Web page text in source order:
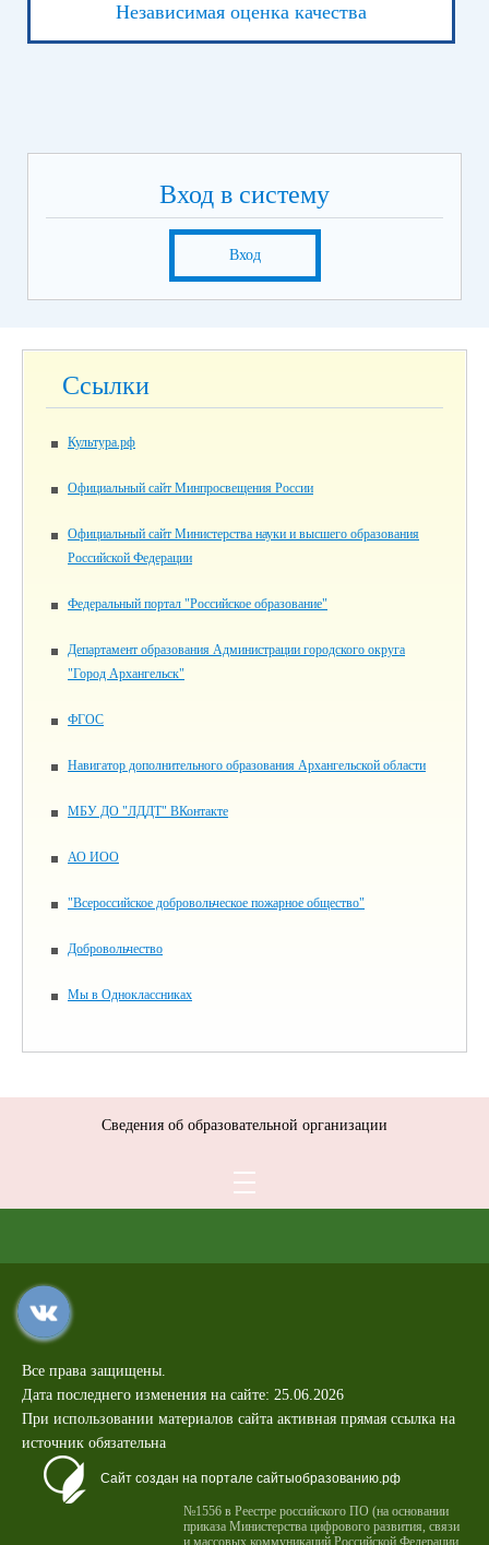
Независимая оценка качества
Вход в систему
Вход
Ссылки
Культура.рф
Официальный сайт Минпросвещения России
Официальный сайт Министерства науки и высшего образования
Российской Федерации
Федеральный портал "Российское образование"
Департамент образования Администрации городского округа
"Город Архангельск"
ФГОС
Навигатор дополнительного образования Архангельской области
МБУ ДО "ЛДДТ" ВКонтакте
АО ИОО
"Всероссийское добровольческое пожарное общество"
Добровольчество
Мы в Одноклассниках
Сведения об образовательной организации
Все права защищены.
Дата последнего изменения на сайте: 25.06.2026
При использовании материалов сайта активная прямая ссылка на
источник обязательна
Сайт создан на портале сайтыобразованию.рф
№1556 в Реестре российского ПО (на основании
приказа Министерства цифрового развития, связи
и массовых коммуникаций Российской Федерации